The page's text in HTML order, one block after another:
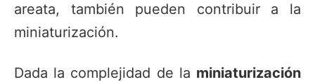
areata, también pueden contribuir a la
miniaturización.
Dada la complejidad de la miniaturización